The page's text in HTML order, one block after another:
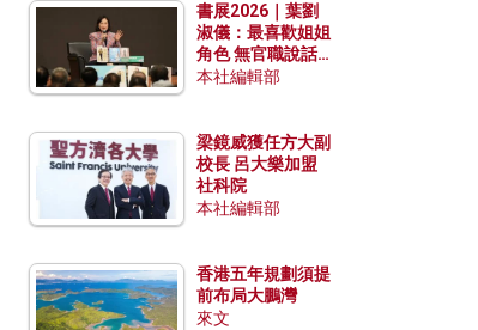
書展2026｜葉劉
淑儀：最喜歡姐姐
角色 無官職說話
包袱少
本社編輯部
梁鏡威獲任方大副
校長 呂大樂加盟
社科院
本社編輯部
香港五年規劃須提
前布局大鵬灣
來文